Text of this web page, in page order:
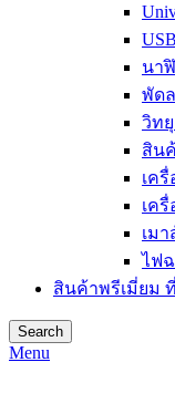
นา
พัด
วิท
สิน
เค
เค
เม
ไฟ
สินค้าพรีเมี่ยม
Search
Menu